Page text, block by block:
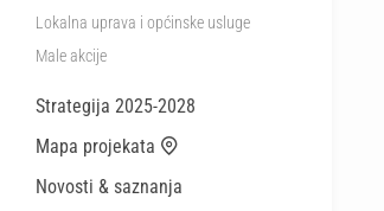
Lokalna uprava i općinske usluge
Male akcije
Strategija 2025-2028
Mapa projekata
Novosti & saznanja